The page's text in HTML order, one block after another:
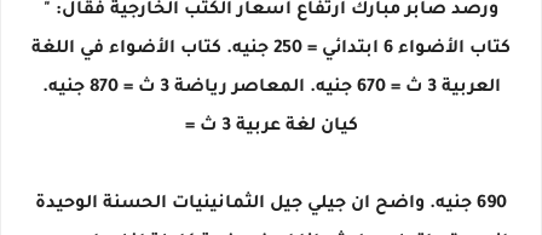
ورصد صابر مبارك ارتفاع أسعار الكتب الخارجية فقال: "
كتاب الأضواء 6 ابتدائي = 250 جنيه. كتاب الأضواء في اللغة
العربية 3 ث = 670 جنيه. المعاصر رياضة 3 ث = 870 جنيه.
كيان لغة عربية 3 ث =
690 جنيه. واضح ان جيلي جيل الثمانينيات الحسنة الوحيدة